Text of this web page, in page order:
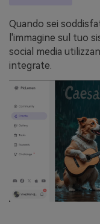
Quando sei
l'immagine sul tuo
social media
integrate.